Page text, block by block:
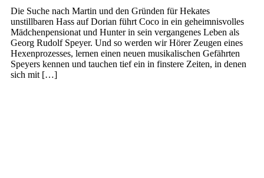
Die Suche nach Martin und den Gründen für Hekates
unstillbaren Hass auf Dorian führt Coco in ein geheimnisvolles
Mädchenpensionat und Hunter in sein vergangenes Leben als
Georg Rudolf Speyer. Und so werden wir Hörer Zeugen eines
Hexenprozesses, lernen einen neuen musikalischen Gefährten
Speyers kennen und tauchen tief ein in finstere Zeiten, in denen
sich mit […]